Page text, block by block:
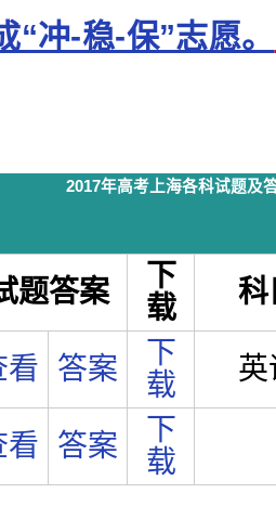
“冲-稳-保”志愿。
2017年高考上海各科试题及
题答案
下
载
科
看 答案
下
载
英
看 答案
下
载